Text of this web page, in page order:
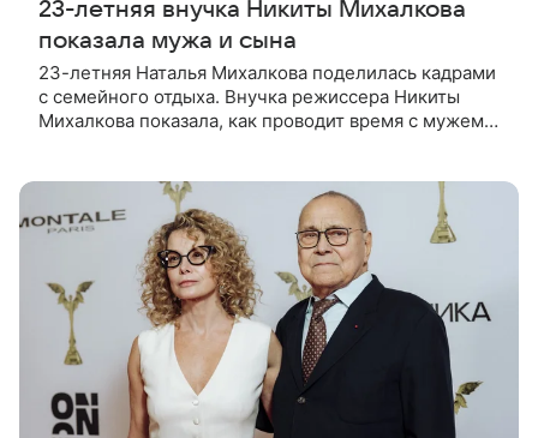
23-летняя внучка Никиты Михалкова
показала мужа и сына
23-летняя Наталья Михалкова поделилась кадрами
с семейного отдыха. Внучка режиссера Никиты
Михалкова показала, как проводит время с мужем